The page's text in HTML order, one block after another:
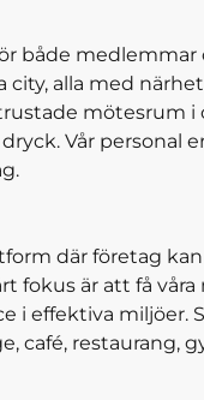
både medlemmar
alla med
mötesrum i
Vår personal
där företag kan
fokus är att få
i effektiva miljöer.
café, restaurang,